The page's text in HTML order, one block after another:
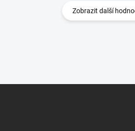
Zobrazit další